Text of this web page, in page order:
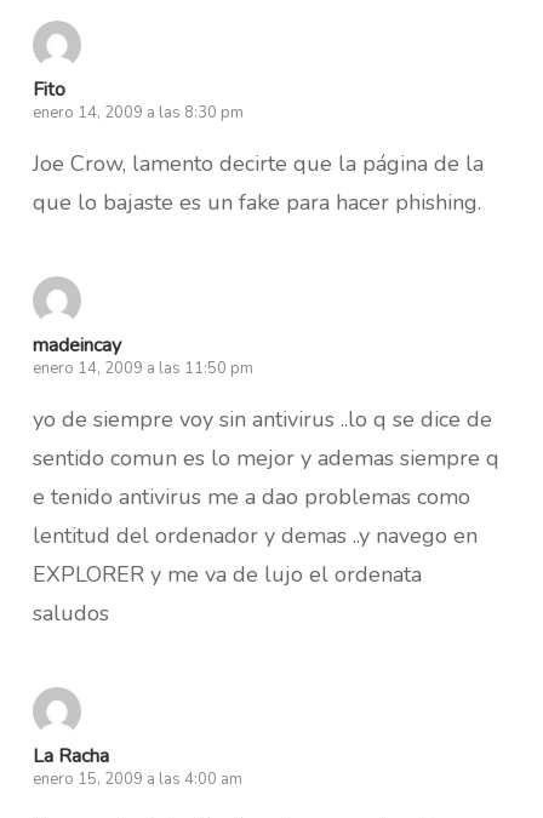
Fito
enero 14, 2009 a las 8:30 pm
Joe Crow, lamento decirte que la página de la
que lo bajaste es un fake para hacer phishing.
madeincay
enero 14, 2009 a las 11:50 pm
yo de siempre voy sin antivirus ..lo q se dice de
sentido comun es lo mejor y ademas siempre q
e tenido antivirus me a dao problemas como
lentitud del ordenador y demas ..y navego en
EXPLORER y me va de lujo el ordenata
saludos
La Racha
enero 15, 2009 a las 4:00 am